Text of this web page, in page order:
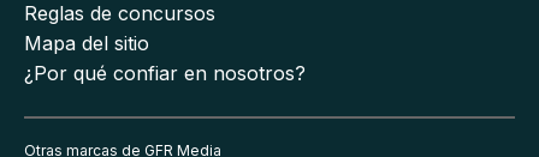
Reglas de concursos
Mapa del sitio
¿Por qué confiar en nosotros?
Otras marcas de GFR Media